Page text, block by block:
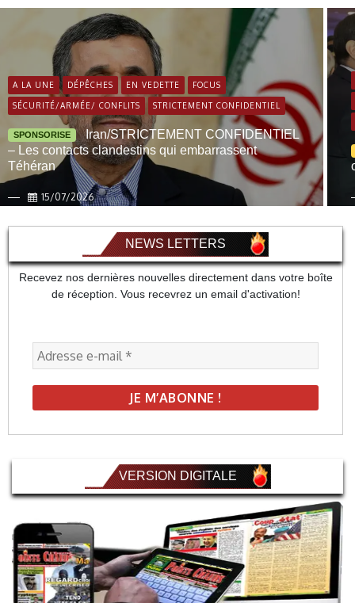
A LA UNE DÉPÊCHES EN VEDETTE FOCUS
SÉCURITÉ/ARMÉE/ CONFLITS STRICTEMENT CONFIDENTIEL
SPONSORISE
Iran/STRICTEMENT CONFIDENTIEL
– Les contacts clandestins qui embarrassent
Téhéran
15/07/2026
NEWS LETTERS
Recevez nos dernières nouvelles directement dans votre boîte
de réception. Vous recevrez un email d'activation!
VERSION DIGITALE